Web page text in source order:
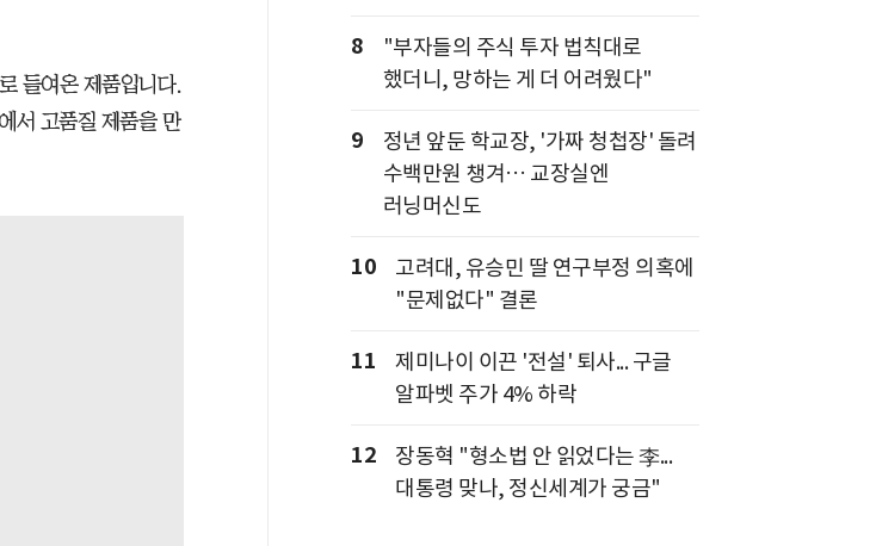
들여온 제품입니다.
서 고품질 제품을 만
8
"부자들의 주식 투자 법칙대로
했더니, 망하는 게 더 어려웠다"
9
정년 앞둔 학교장, '가짜 청첩장' 돌려
수백만원 챙겨… 교장실엔
러닝머신도
10
고려대, 유승민 딸 연구부정 의혹에
"문제없다" 결론
11
제미나이 이끈 '전설' 퇴사... 구글
알파벳 주가 4% 하락
12
장동혁 "형소법 안 읽었다는 李...
대통령 맞나, 정신세계가 궁금"